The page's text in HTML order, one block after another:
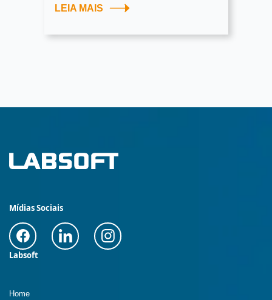
LEIA MAIS
Mídias Sociais
Labsoft
Home